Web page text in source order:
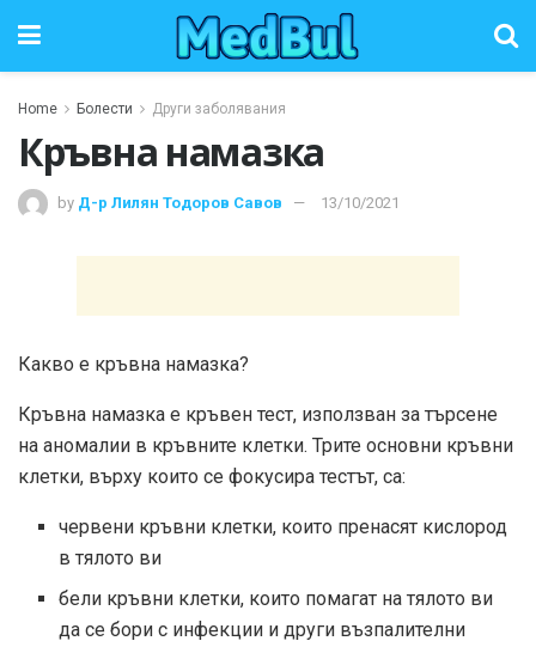
Home Болести Други заболявания
Кръвна намазка
by Д-р Лилян Тодоров Савов 13/10/2021
Какво е кръвна намазка?
Кръвна намазка е кръвен тест, използван за търсене
на аномалии в кръвните клетки. Трите основни кръвни
клетки, върху които се фокусира тестът, са:
червени кръвни клетки, които пренасят кислород
в тялото ви
бели кръвни клетки, които помагат на тялото ви
да се бори с инфекции и други възпалителни